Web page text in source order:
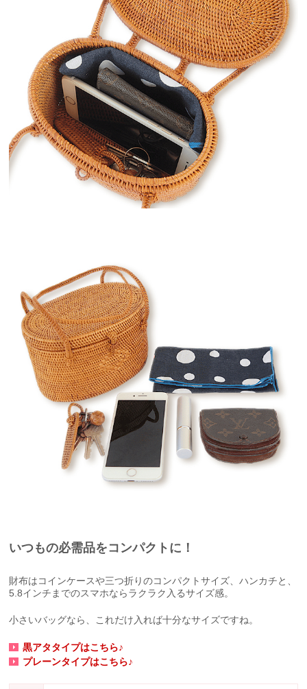
いつもの必需品をコンパクトに！
財布はコインケースや三つ折りのコンパクトサイズ、ハンカチと、
5.8インチまでのスマホならラクラク入るサイズ感。
小さいバッグなら、これだけ入れば十分なサイズですね。
黒アタタイプはこちら♪
プレーンタイプはこちら♪